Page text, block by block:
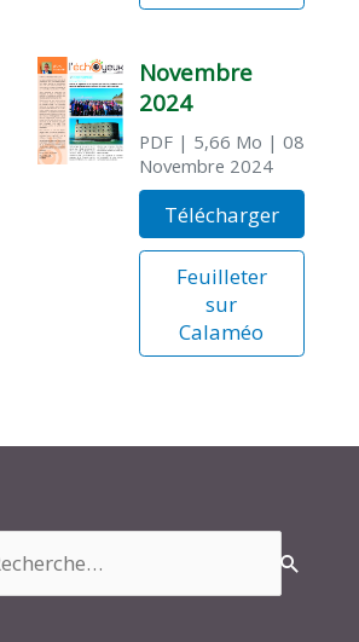
Novembre
2024
PDF| 5,66 Mo | 08
Novembre 2024
Télécharger
Feuilleter
sur
Calaméo